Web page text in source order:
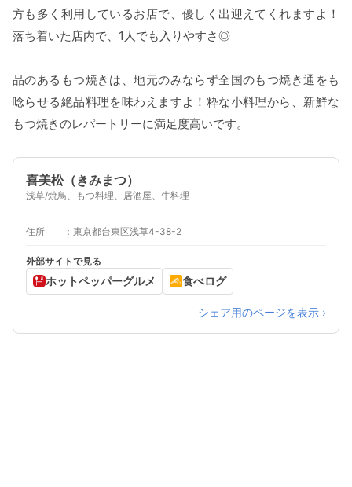
方も多く利用しているお店で、優しく出迎えてくれますよ！
落ち着いた店内で、1人でも入りやすさ◎
品のあるもつ焼きは、地元のみならず全国のもつ焼き通をも
唸らせる絶品料理を味わえますよ！粋な小料理から、新鮮な
もつ焼きのレパートリーに満足度高いです。
喜美松（きみまつ）
浅草/焼鳥、もつ料理、居酒屋、牛料理
住所 東京都台東区浅草4-38-2
外部サイトで見る
ホットペッパーグルメ 食べログ
シェア用のページを表示 ›